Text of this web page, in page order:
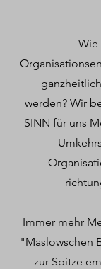
Wie
werden? Wir
SINN für uns
Immer mehr
"Maslowschen
zur Spitze